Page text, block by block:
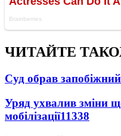
ЧИТАЙТЕ
Суд обрав
Уряд ухвалив зміни
мобілізації11338